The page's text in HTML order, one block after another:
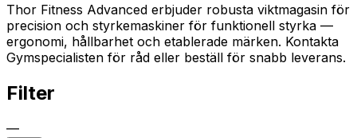
Thor Fitness Advanced erbjuder robusta viktmagasin för
precision och styrkemaskiner för funktionell styrka —
ergonomi, hållbarhet och etablerade märken. Kontakta
Gymspecialisten för råd eller beställ för snabb leverans.
Filter
—